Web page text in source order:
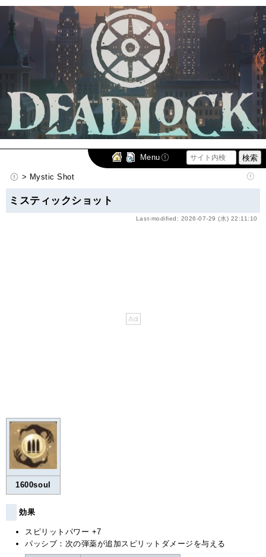
Menu
> Mystic Shot
ミスティックショット
Last-modified: 2026-07-29 (水) 22:11:10
1600soul
効果
スピリットパワー +7
パッシブ：次の弾薬が追加スピリットダメージを与える